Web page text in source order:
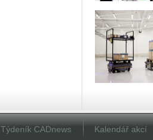
Týdeník CADnews Kalendář akcí